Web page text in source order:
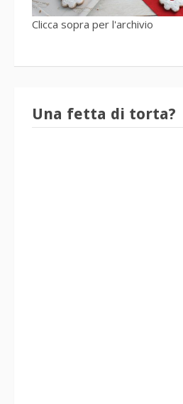
Clicca sopra per l'archivio
Una fetta di torta?